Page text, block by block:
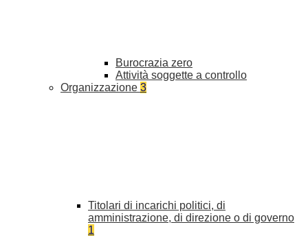
Burocrazia zero
Attività soggette a controllo
Organizzazione 3
Titolari di incarichi politici, di
amministrazione, di direzione o di governo
1